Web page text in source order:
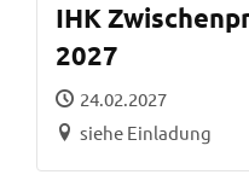
IHK
2027
24.02.2027
siehe Einladung